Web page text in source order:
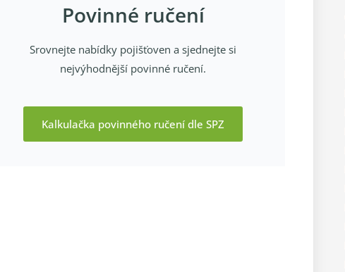
Povinné ručení
Srovnejte nabídky pojišťoven a sjednejte si
nejvýhodnější povinné ručení.
Kalkulačka povinného ručení dle SPZ